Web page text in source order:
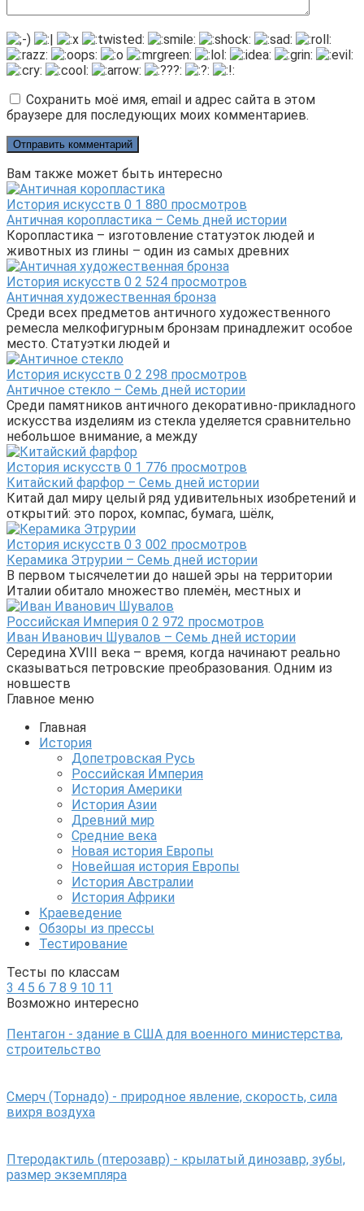
Сохранить моё имя, email и адрес сайта в этом
браузере для последующих моих комментариев.
Вам также может быть интересно
История искусств 0 1 880 просмотров
Античная коропластика – Семь дней истории
Коропластика – изготовление статуэток людей и
животных из глины – один из самых древних
История искусств 0 2 524 просмотров
Античная художественная бронза
Среди всех предметов античного художественного
ремесла мелкофигурным бронзам принадлежит особое
место. Статуэтки людей и
История искусств 0 2 298 просмотров
Античное стекло – Семь дней истории
Среди памятников античного декоративно-прикладного
искусства изделиям из стекла уделяется сравнительно
небольшое внимание, а между
История искусств 0 1 776 просмотров
Китайский фарфор – Семь дней истории
Китай дал миру целый ряд удивительных изобретений и
открытий: это порох, компас, бумага, шёлк,
История искусств 0 3 002 просмотров
Керамика Этрурии – Семь дней истории
В первом тысячелетии до нашей эры на территории
Италии обитало множество племён, местных и
Российская Империя 0 2 972 просмотров
Иван Иванович Шувалов – Семь дней истории
Середина XVIII века – время, когда начинают реально
сказываться петровские преобразования. Одним из
новшеств
Главное меню
Главная
История
Допетровская Русь
Российская Империя
История Америки
История Азии
Древний мир
Средние века
Новая история Европы
Новейшая история Европы
История Австралии
История Африки
Краеведение
Обзоры из прессы
Тестирование
Тесты по классам
3 4 5 6 7 8 9 10 11
Возможно интересно
Пентагон - здание в США для военного министерства,
строительство
Смерч (Торнадо) - природное явление, скорость, сила
вихря воздуха
Птеродактиль (птерозавр) - крылатый динозавр, зубы,
размер экземпляра